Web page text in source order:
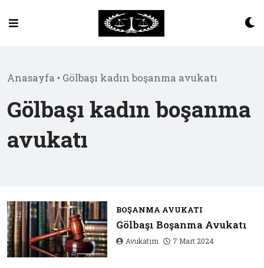
content
Anasayfa • Gölbaşı kadın boşanma avukatı
Gölbaşı kadın boşanma
avukatı
BOŞANMA AVUKATI
Gölbaşı Boşanma Avukatı
Avukatım 7 Mart 2024